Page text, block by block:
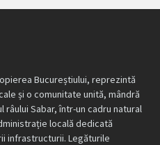
Bucureștiului, reprezintă
și o comunitate unită, mândră
Sabar, într-un cadru natural
locală dedicată
infrastructurii. Legăturile